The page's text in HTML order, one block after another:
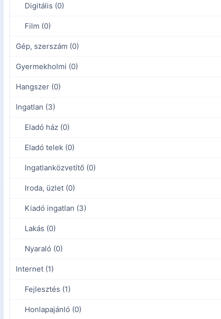
Digitális (0)
Film (0)
Gép, szerszám (0)
Gyermekholmi (0)
Hangszer (0)
Ingatlan (3)
Eladó ház (0)
Eladó telek (0)
Ingatlanközvetítő (0)
Iroda, üzlet (0)
Kiadó ingatlan (3)
Lakás (0)
Nyaraló (0)
Internet (1)
Fejlesztés (1)
Honlapajánló (0)